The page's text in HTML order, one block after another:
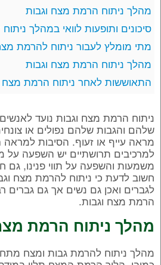
מהלך ניתוח הרמת מצח וגבות
סיכונים ותופעות לוואי במהלך
מתי מומלץ לעבור ניתוח להרמת
מהלך ניתוח הרמת מצח וגבות
התאוששות לאחר ניתוח הרמת מצח
ניתוח הרמת מצח וגבות נועד
שלהם והגבות שלהם נפולים או
מראה עייף או זעוף. הסיבות
למרכיבים תרושתיים יש השפעה על
משמעות והשפעה על תווי פנינו,
חשוב לדעת כי ניתוח להרמת מצח
לגברים ואכן גם נשים אך גם גברים
הרמת מצח וגבות.
מהלך ניתוח הרמת
מהלך ניתוח להרמת גבות ומצח